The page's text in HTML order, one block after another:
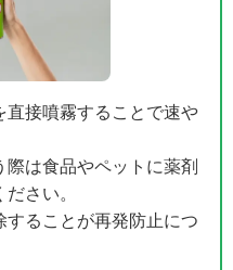
直接噴霧することで速や
は食品やペットに薬剤
さい。
ることが再発防止につ